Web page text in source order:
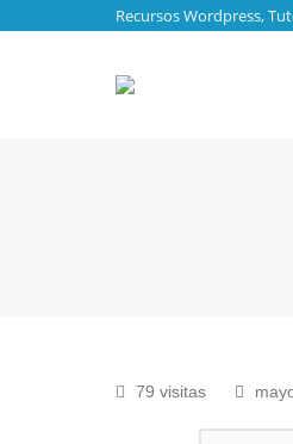
Recursos Wordpress,
79 visitas